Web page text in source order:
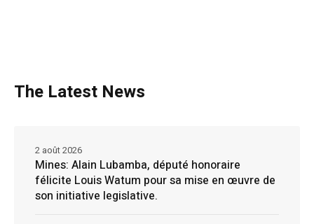
The Latest News
Mines: Alain Lubamba, député honoraire
félicite Louis Watum pour sa mise en œuvre de
son initiative legislative.
2 août 2026